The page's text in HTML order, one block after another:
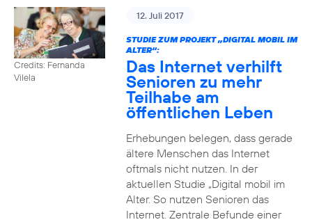
Credits: Fernanda
Vilela
12. Juli 2017
STUDIE ZUM PROJEKT „DIGITAL MOBIL IM
ALTER“:
Das Internet verhilft
Senioren zu mehr
Teilhabe am
öffentlichen Leben
Erhebungen belegen, dass gerade
ältere Menschen das Internet
oftmals nicht nutzen. In der
aktuellen Studie „Digital mobil im
Alter. So nutzen Senioren das
Internet. Zentrale Befunde einer